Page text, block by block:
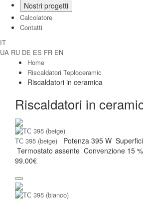
Nostri progetti
Calcolatore
Contatti
IT
UA RU DE ES FR EN
Home
Riscaldatori Teploceramic
Riscaldatori in ceramica
Riscaldatori in
ТС 395 (beige) Potenza 395 W
Termostato assente Convenzione 15 %
99.00€